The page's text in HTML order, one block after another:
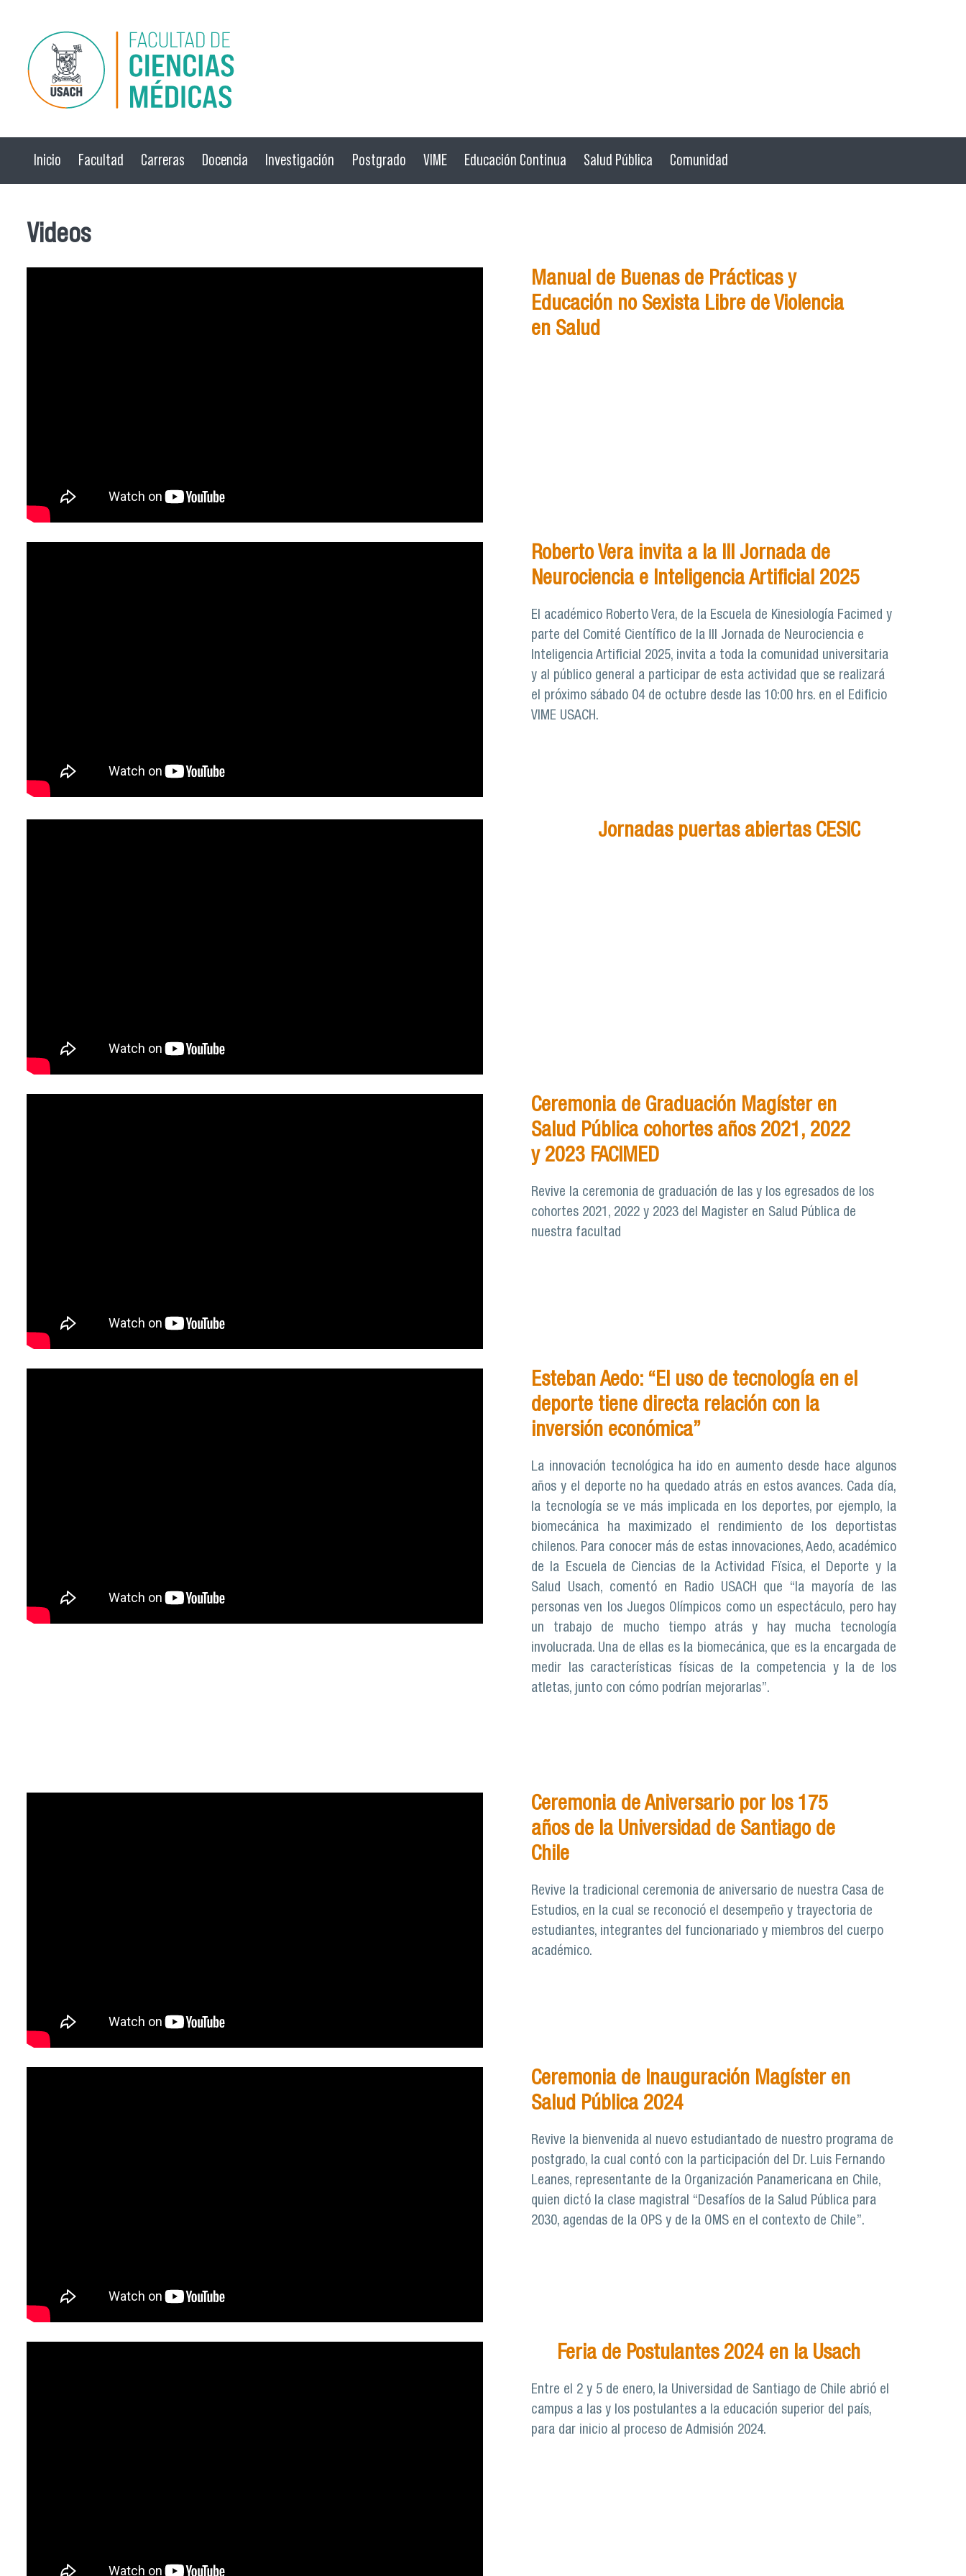
Pasar al contenido principal
Inicio Facultad Carreras Docencia Investigación Postgrado VIME Educación Continua Salud Pública Comunidad
Videos
Manual de Buenas de Prácticas y
Educación no Sexista Libre de Violencia
en Salud
Roberto Vera invita a la III Jornada de
Neurociencia e Inteligencia Artificial 2025
El académico Roberto Vera, de la Escuela de Kinesiología Facimed y
parte del Comité Científico de la III Jornada de Neurociencia e
Inteligencia Artificial 2025, invita a toda la comunidad universitaria
y al público general a participar de esta actividad que se realizará
el próximo sábado 04 de octubre desde las 10:00 hrs. en el Edificio
VIME USACH.
Jornadas puertas abiertas CESIC
Ceremonia de Graduación Magíster en
Salud Pública cohortes años 2021, 2022
y 2023 FACIMED
Revive la ceremonia de graduación de las y los egresados de los
cohortes 2021, 2022 y 2023 del Magister en Salud Pública de
nuestra facultad
Esteban Aedo: “El uso de tecnología en el
deporte tiene directa relación con la
inversión económica”
La innovación tecnológica ha ido en aumento desde hace algunos
años y el deporte no ha quedado atrás en estos avances. Cada día,
la tecnología se ve más implicada en los deportes, por ejemplo, la
biomecánica ha maximizado el rendimiento de los deportistas
chilenos. Para conocer más de estas innovaciones, Aedo, académico
de la Escuela de Ciencias de la Actividad Fïsica, el Deporte y la
Salud Usach, comentó en Radio USACH que “la mayoría de las
personas ven los Juegos Olímpicos como un espectáculo, pero hay
un trabajo de mucho tiempo atrás y hay mucha tecnología
involucrada. Una de ellas es la biomecánica, que es la encargada de
medir las características físicas de la competencia y la de los
atletas, junto con cómo podrían mejorarlas”.
Ceremonia de Aniversario por los 175
años de la Universidad de Santiago de
Chile
Revive la tradicional ceremonia de aniversario de nuestra Casa de
Estudios, en la cual se reconoció el desempeño y trayectoria de
estudiantes, integrantes del funcionariado y miembros del cuerpo
académico.
Ceremonia de Inauguración Magíster en
Salud Pública 2024
Revive la bienvenida al nuevo estudiantado de nuestro programa de
postgrado, la cual contó con la participación del Dr. Luis Fernando
Leanes, representante de la Organización Panamericana en Chile,
quien dictó la clase magistral “Desafíos de la Salud Pública para
2030, agendas de la OPS y de la OMS en el contexto de Chile”.
Feria de Postulantes 2024 en la Usach
Entre el 2 y 5 de enero, la Universidad de Santiago de Chile abrió el
campus a las y los postulantes a la educación superior del país,
para dar inicio al proceso de Admisión 2024.